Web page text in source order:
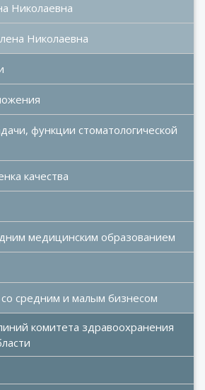
Николаевна
Николаевна
функции стоматологической
качества
медицинским образованием
средним и малым бизнесом
комитета здравоохранения